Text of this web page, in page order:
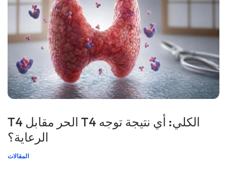
T4 الحر مقابل T4 الكلي: أي نتيجة توجه
الرعاية؟
المقالات